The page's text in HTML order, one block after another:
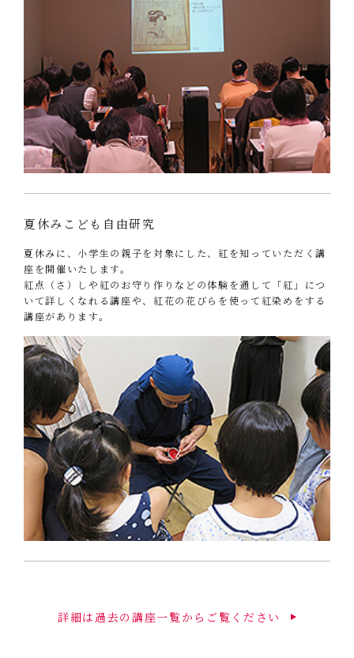
夏休みこども自由研究
夏休みに、小学生の親子を対象にした、紅を知っていただく講
座を開催いたします。
紅点（さ）しや紅のお守り作りなどの体験を通して「紅」につ
いて詳しくなれる講座や、紅花の花びらを使って紅染めをする
講座があります。
詳細は過去の講座一覧からご覧ください